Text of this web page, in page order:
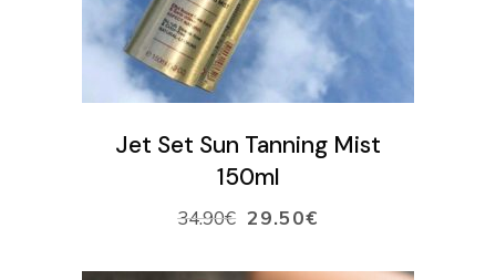
LISÄÄ OSTOSKORIIN
Jet Set Sun Tanning Mist
150ml
34.90€ 29.50€